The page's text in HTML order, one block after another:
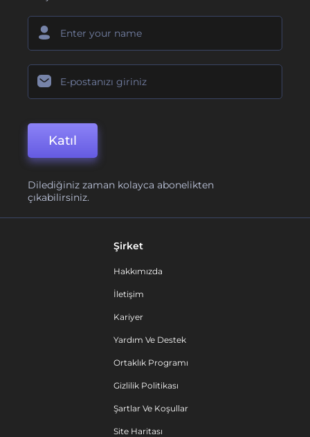
Katıl
Dilediğiniz zaman kolayca abonelikten
çıkabilirsiniz.
Şirket
Hakkımızda
İletişim
Kariyer
Yardım Ve Destek
Ortaklık Programı
Gizlilik Politikası
Şartlar Ve Koşullar
Site Haritası